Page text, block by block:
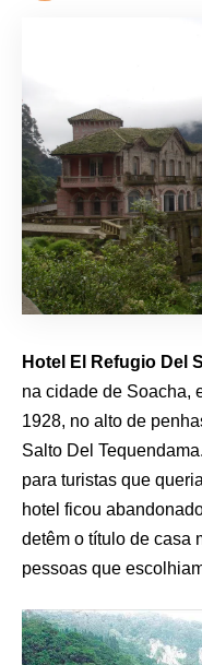
Hotel El Refugio Del
na cidade de Soacha,
1928, no alto de
Salto Del
para turistas que
hotel ficou
detêm o título de casa
pessoas que